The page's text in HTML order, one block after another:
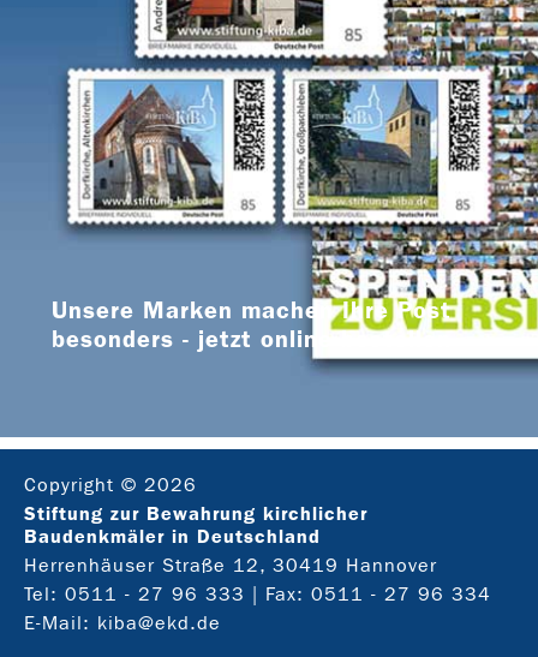
Unsere Marken machen Ihre Post
besonders - jetzt online bestellen
Copyright © 2026
Stiftung zur Bewahrung kirchlicher
Baudenkmäler in Deutschland
Herrenhäuser Straße 12, 30419 Hannover
Tel: 0511 - 27 96 333
| Fax: 0511 - 27 96 334
E-Mail: kiba@ekd.de